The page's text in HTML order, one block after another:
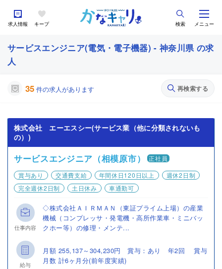
求人情報 キープ 検索 メニュー
サービスエンジニア(電気・電子機器) - 神奈川県 の求
人
35 件の求人があります 再検索する
株式会社 エーエスシー(サービス業（他に分類されないも
の）)
サービスエンジニア（相模原市）
正社員
賞与あり
交通費支給 年間休日120日以上
週休2日制
完全週休2日制
土日休み 車通勤可
仕事内容
◇株式会社ＡＩＲＭＡＮ（東証プライム上場）の産業
機械（コンプレッサ・発電機・高所作業車・ミニバッ
クホー等）の修理・メンテ...
給与
月額 255,137～304,230円 賞与：あり 年2回 賞与
月数 計6ヶ月分(前年度実績)